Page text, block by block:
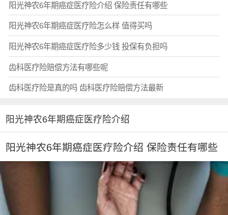
阳光神农6年期癌症医疗险介绍 保险责任有哪些
阳光神农6年期癌症医疗险怎么样 值得买吗
阳光神农6年期癌症医疗险多少钱 投保有负担吗
齿科医疗险赔偿方法有哪些呢
齿科医疗险是真的吗 齿科医疗险赔偿方法最新
阳光神农6年期癌症医疗险介绍
阳光神农6年期癌症医疗险介绍 保险责任有哪些